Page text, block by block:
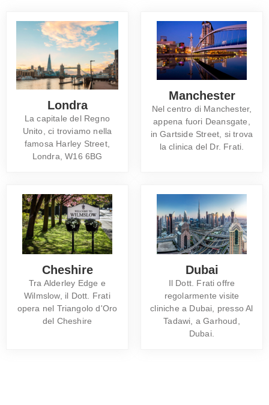
Londra
La capitale del Regno
Unito, ci troviamo nella
famosa Harley Street,
Londra, W16 6BG
Manchester
Nel centro di Manchester,
appena fuori Deansgate,
in Gartside Street, si trova
la clinica del Dr. Frati.
Cheshire
Tra Alderley Edge e
Wilmslow, il Dott. Frati
opera nel Triangolo d'Oro
del Cheshire
Dubai
Il Dott. Frati offre
regolarmente visite
cliniche a Dubai, presso Al
Tadawi, a Garhoud,
Dubai.